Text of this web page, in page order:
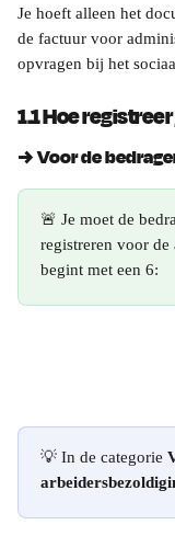
Je hoeft alleen het
de factuur voor
opvragen bij het
1.1 Hoe
→ Voor de
🚨 Je moet de
registreren voor
begint met een 6:
💡 In de categorie